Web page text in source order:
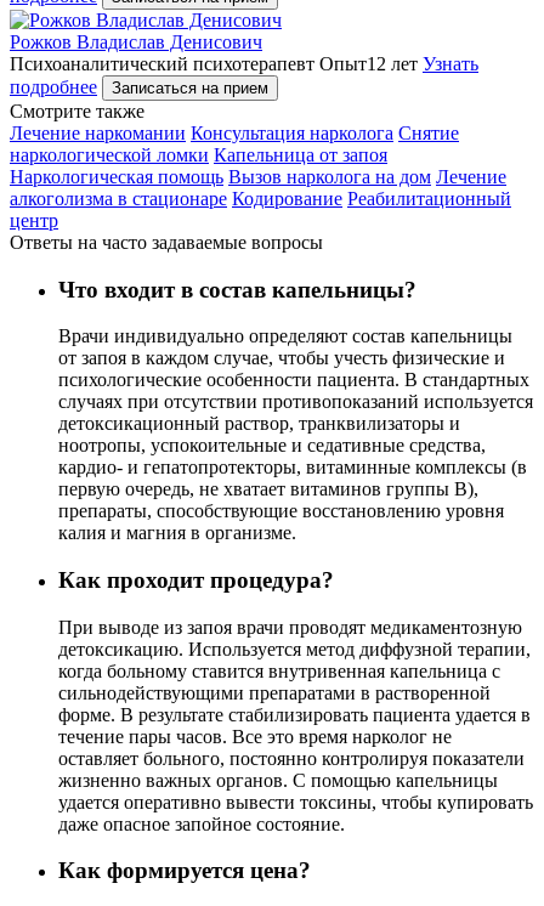
Рожков Владислав Денисович
Психоаналитический психотерапевт Опыт12 лет Узнать
подробнее
Записаться на прием
Cмотрите также
Лечение наркомании Консультация нарколога Снятие
наркологической ломки Капельница от запоя
Наркологическая помощь Вызов нарколога на дом Лечение
алкоголизма в стационаре Кодирование Реабилитационный
центр
Ответы на часто задаваемые вопросы
Что входит в состав капельницы?
Врачи индивидуально определяют состав капельницы
от запоя в каждом случае, чтобы учесть физические и
психологические особенности пациента. В стандартных
случаях при отсутствии противопоказаний используется
детоксикационный раствор, транквилизаторы и
ноотропы, успокоительные и седативные средства,
кардио- и гепатопротекторы, витаминные комплексы (в
первую очередь, не хватает витаминов группы В),
препараты, способствующие восстановлению уровня
калия и магния в организме.
Как проходит процедура?
При выводе из запоя врачи проводят медикаментозную
детоксикацию. Используется метод диффузной терапии,
когда больному ставится внутривенная капельница с
сильнодействующими препаратами в растворенной
форме. В результате стабилизировать пациента удается в
течение пары часов. Все это время нарколог не
оставляет больного, постоянно контролируя показатели
жизненно важных органов. С помощью капельницы
удается оперативно вывести токсины, чтобы купировать
даже опасное запойное состояние.
Как формируется цена?